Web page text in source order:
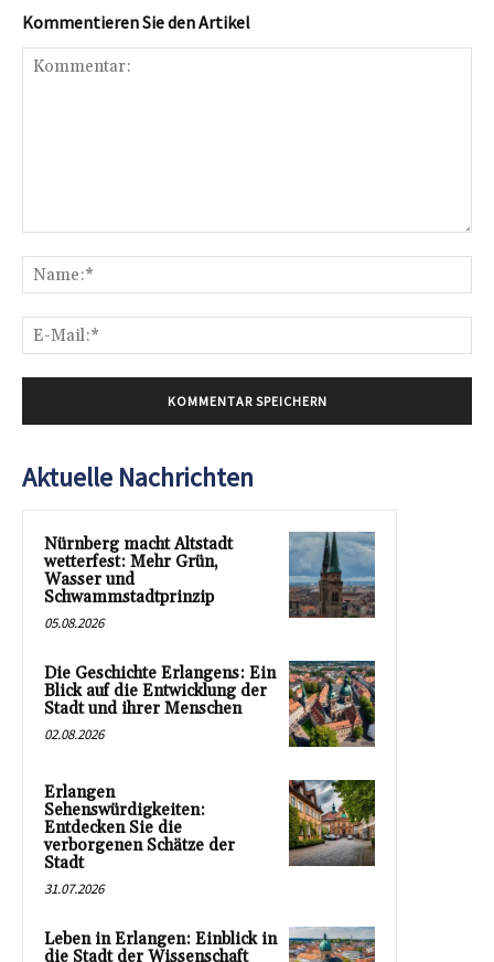
Kommentieren Sie den Artikel
Aktuelle Nachrichten
Nürnberg macht Altstadt
wetterfest: Mehr Grün,
Wasser und
Schwammstadtprinzip
05.08.2026
Die Geschichte Erlangens: Ein
Blick auf die Entwicklung der
Stadt und ihrer Menschen
02.08.2026
Erlangen
Sehenswürdigkeiten:
Entdecken Sie die
verborgenen Schätze der
Stadt
31.07.2026
Leben in Erlangen: Einblick in
die Stadt der Wissenschaft